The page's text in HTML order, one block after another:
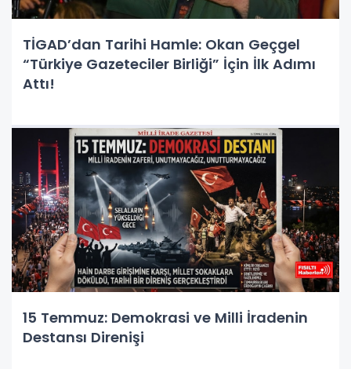
TİGAD’dan Tarihi Hamle: Okan Geçgel
“Türkiye Gazeteciler Birliği” İçin İlk Adımı
Attı!
15 Temmuz: Demokrasi ve Milli İradenin
Destansı Direnişi